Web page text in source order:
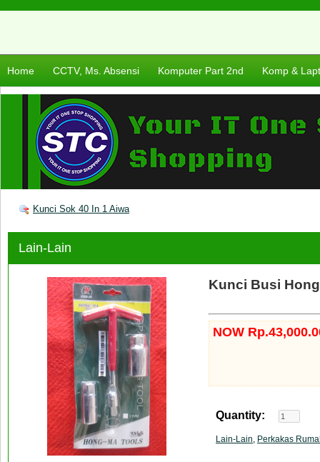
Home CCTV, Ms. Absensi Komputer Part 2nd Komp &
Kunci Sok 40 In 1 Aiwa
Lain-Lain
Kunci Busi
NOW
Quantity:
Lain-Lain, Perkakas